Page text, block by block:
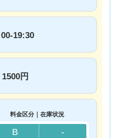
19:30
1500円
料金区分｜在庫状況
B -